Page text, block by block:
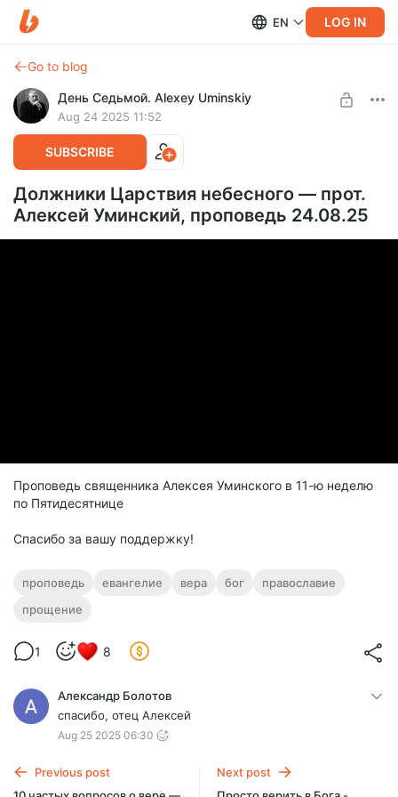
EN LOG IN
Go to blog
День Седьмой. Alexey Uminskiy
Aug 24 2025 11:52
SUBSCRIBE
Должники Царствия небесного — прот.
Алексей Уминский, проповедь 24.08.25
Проповедь священника Алексея Уминского в 11-ю неделю
по Пятидесятнице
Спасибо за вашу поддержку!
проповедь евангелие вера бог
православие
прощение
1 8
Александр Болотов
спасибо, отец Алексей
Aug 25 2025 06:30
Previous post
Next post